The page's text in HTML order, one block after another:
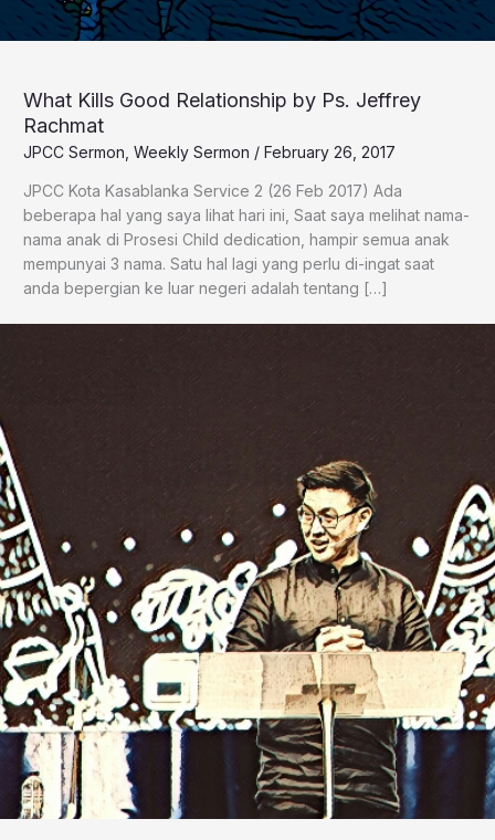
What Kills Good Relationship by Ps. Jeffrey
Rachmat
JPCC Sermon Weekly Sermon / February 26, 2017
​JPCC Kota Kasablanka Service 2 (26 Feb 2017) Ada
beberapa hal yang saya lihat hari ini, Saat saya melihat nama-
nama anak di Prosesi Child dedication, hampir semua anak
mempunyai 3 nama. Satu hal lagi yang perlu di-ingat saat
anda bepergian ke luar negeri adalah tentang […]